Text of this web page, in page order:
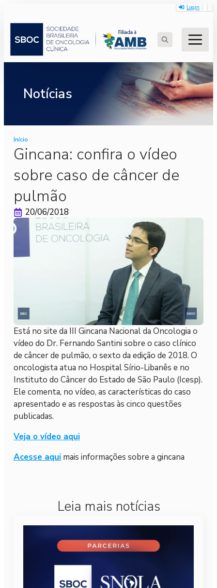
Login
for:
Notícias
Início
Gincana: confira o vídeo
sobre caso de câncer de
pulmão
20/06/2018
Está no site da III Gincana Nacional da Oncologia o
vídeo do Dr. Fernando Santini sobre o caso clínico
de câncer de pulmão, o sexto da edição de 2018. O
oncologista atua no Hospital Sírio-Libanês e no
Instituto do Câncer do Estado de São Paulo (Icesp).
Ele comenta, no vídeo, as características do caso
apresentado e as respostas às cinco questões
publicadas.
Veja o vídeo aqui
Acesse aqui mais informações sobre a gincana
Leia mais notícias